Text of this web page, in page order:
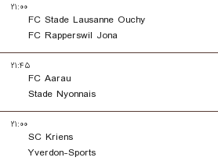
۲۱:۰۰
FC Stade Lausanne Ouchy
FC Rapperswil Jona
۲۱:۴۵
FC Aarau
Stade Nyonnais
۲۱:۰۰
SC Kriens
Yverdon-Sports